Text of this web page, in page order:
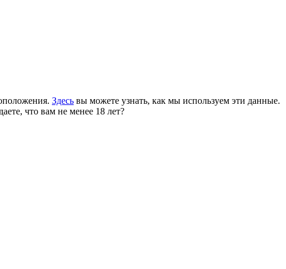
Здесь вы можете узнать, как мы используем эти данные.
что вам не менее 18 лет?